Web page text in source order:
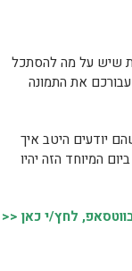
שיש על מה להסתכל
עבורכם את התמונה
יודעים היטב איך
המיוחד הזה יהיו
לחץ/י כאן <<